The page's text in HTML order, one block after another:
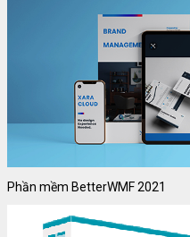
Phần mềm BetterWMF 2021